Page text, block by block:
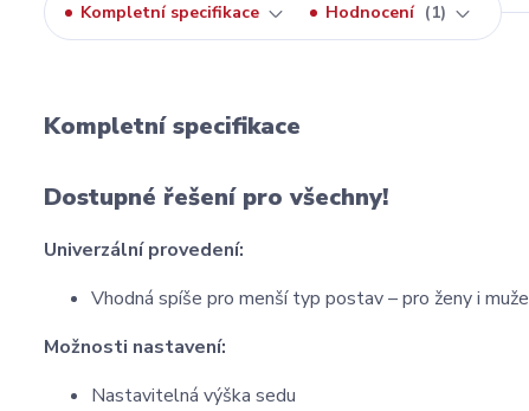
Kompletní specifikace Hodnocení 1
Kompletní specifikace
Dostupné řešení pro všechny!
Univerzální provedení:
Vhodná spíše pro menší typ postav – pro ženy i muže
Možnosti nastavení:
Nastavitelná výška sedu